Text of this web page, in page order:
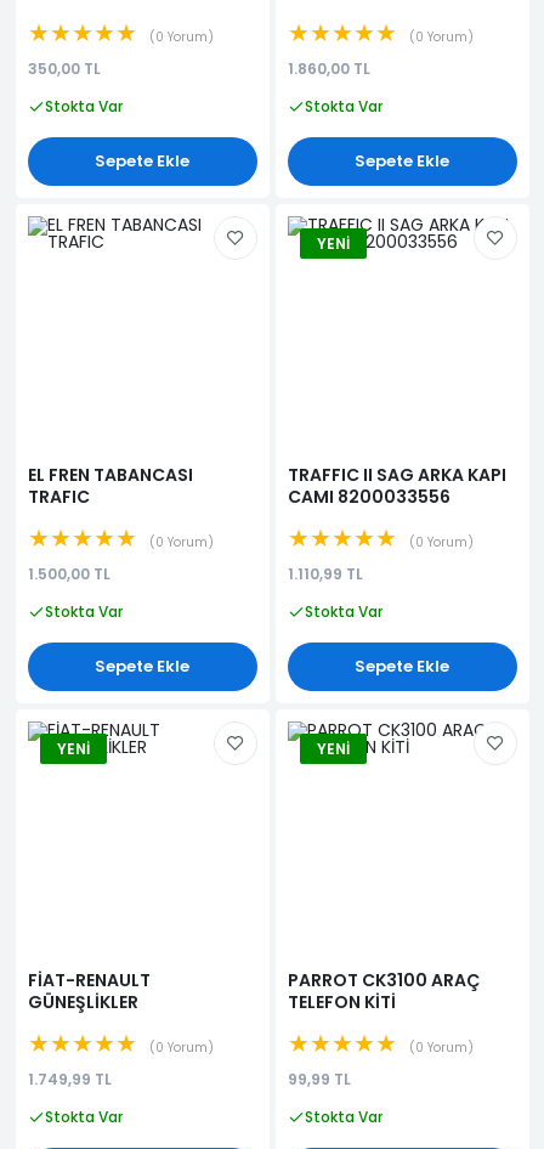
★★★★★ 0 Yorum
350,00 TL
Stokta Var
Sepete Ekle
★★★★★ 0 Yorum
1.860,00 TL
Stokta Var
Sepete Ekle
EL FREN TABANCASI
TRAFIC
★★★★★ 0 Yorum
1.500,00 TL
Stokta Var
Sepete Ekle
YENI
TRAFFIC II SAG ARKA KAPI
CAMI 8200033556
★★★★★ 0 Yorum
1.110,99 TL
Stokta Var
Sepete Ekle
YENI
FİAT-RENAULT
GÜNEŞLİKLER
★★★★★ 0 Yorum
1.749,99 TL
Stokta Var
YENI
PARROT CK3100 ARAÇ
TELEFON KİTİ
★★★★★ 0 Yorum
99,99 TL
Stokta Var